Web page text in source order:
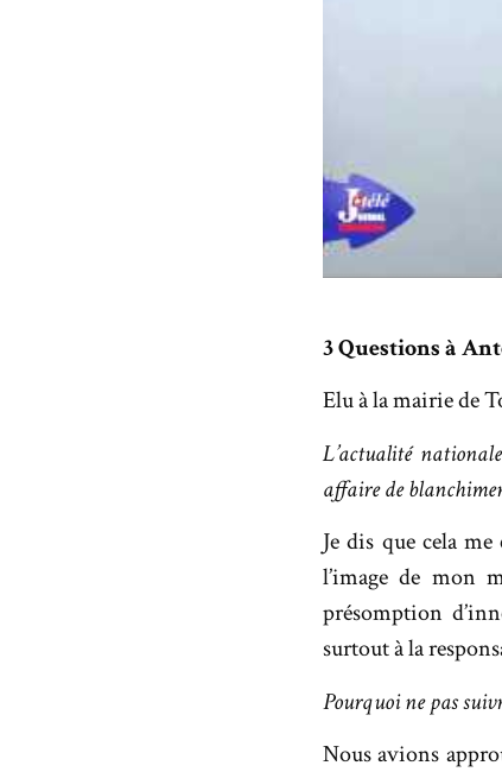
3 Questions à
Elu à la mairie de
L’actualité
affaire de
Je dis que cela
l’image de mon
présomption
surtout à la
Pourquoi ne pas
Nous avions